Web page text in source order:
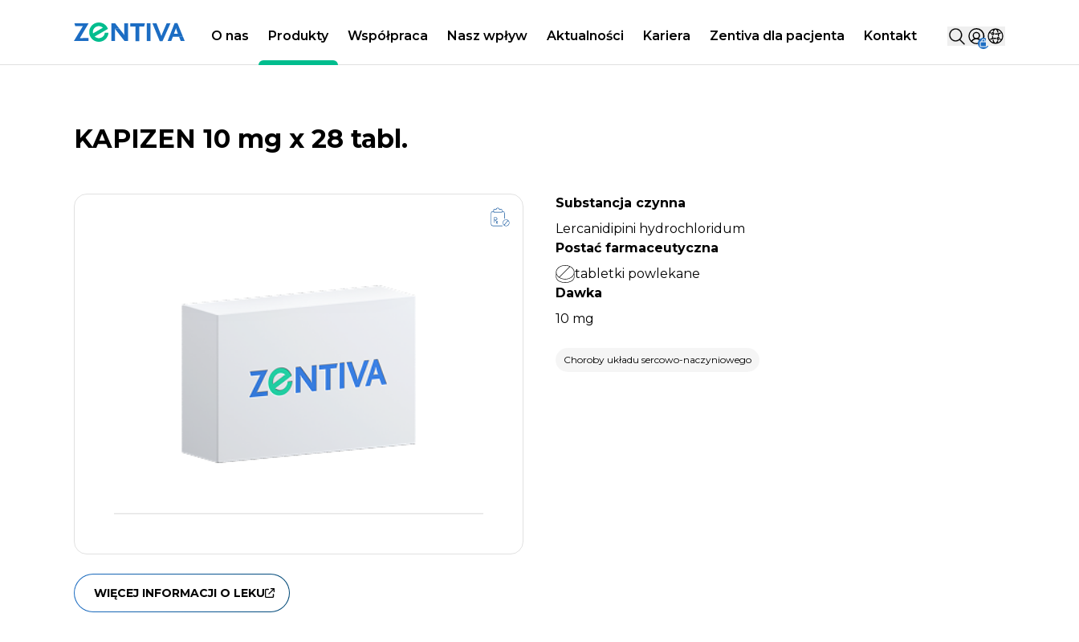
O nas Produkty Współpraca Nasz wpływ Aktualności Kariera Zentiva dla pacjenta Kontakt Szukaj...
Sign inWybierz kraj
KAPIZEN 10 mg x 28 tabl.
WIĘCEJ INFORMACJI O LEKU
Substancja czynna
Lercanidipini hydrochloridum
Postać farmaceutyczna
tabletki powlekane
Dawka
10 mg
Choroby układu sercowo-naczyniowego